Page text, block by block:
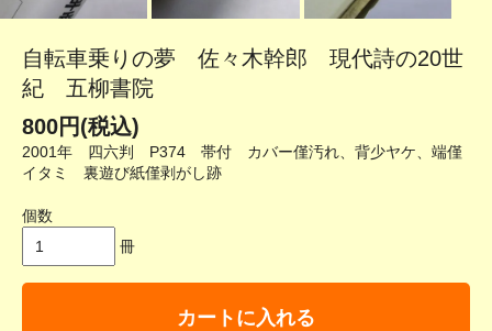
自転車乗りの夢 佐々木幹郎 現代詩の20世
紀 五柳書院
800円(税込)
2001年 四六判 P374 帯付 カバー僅汚れ、背少ヤケ、端僅
イタミ 裏遊び紙僅剥がし跡
個数
冊
カートに入れる